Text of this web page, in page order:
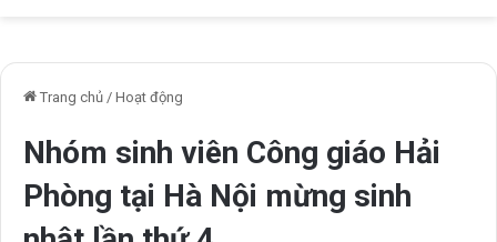
Trang chủ / Hoạt động
Nhóm sinh viên Công giáo Hải
Phòng tại Hà Nội mừng sinh